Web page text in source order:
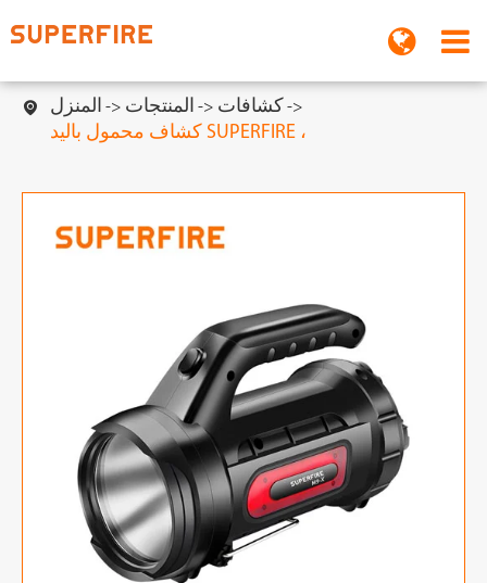
 المنزل المنتجات
كشافات
كشاف محمول باليد SUPERFIRE ،